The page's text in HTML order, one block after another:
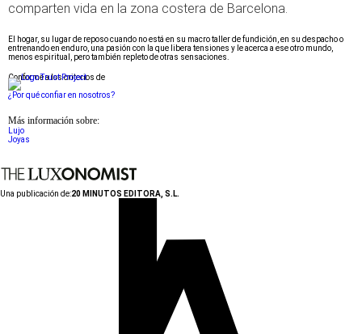
comparten vida en la zona costera de Barcelona.
El hogar, su lugar de reposo cuando no está en su macro taller de fundición, en su despacho o
entrenando en enduro, una pasión con la que libera tensiones y le acerca a ese otro mundo,
menos espiritual, pero también repleto de otras sensaciones.
Conforme a los criterios de
¿Por qué confiar en nosotros?
Más información sobre:
Lujo
Joyas
Una publicación de:20 MINUTOS EDITORA, S.L.